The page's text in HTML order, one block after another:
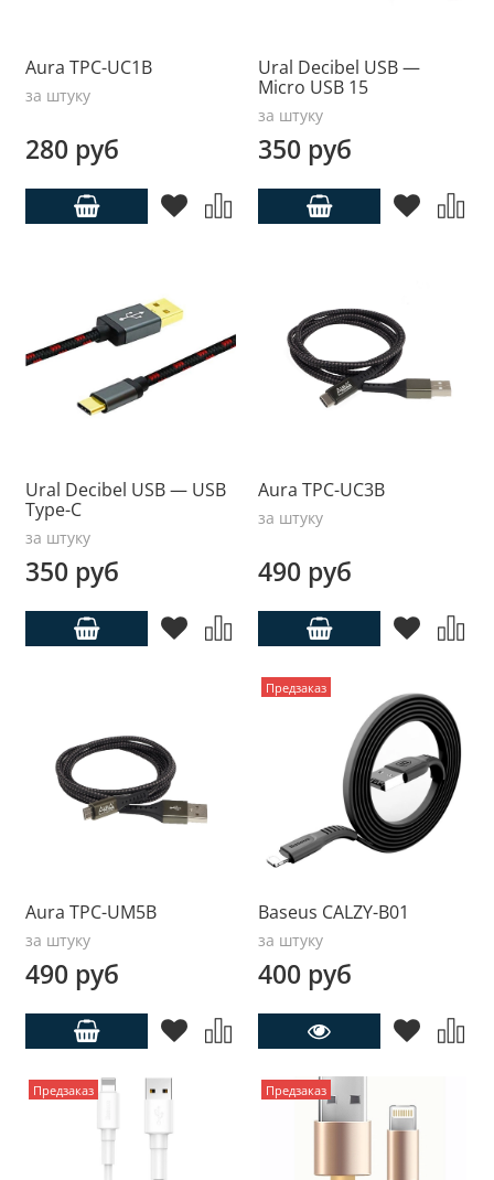
Aura TPC-UC1B
за штуку
280 руб
Ural Decibel USB —
Micro USB 15
за штуку
350 руб
Ural Decibel USB — USB
Type-C
за штуку
350 руб
Aura TPC-UC3B
за штуку
490 руб
Aura TPC-UM5B
за штуку
490 руб
Предзаказ
Baseus CALZY-B01
за штуку
400 руб
Предзаказ Предзаказ